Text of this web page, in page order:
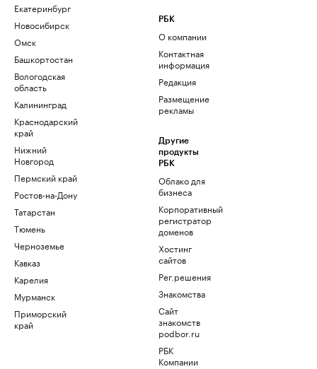
Екатеринбург
Новосибирск
Омск
Башкортостан
Вологодская
область
Калининград
Краснодарский
край
Нижний
Новгород
Пермский край
Ростов-на-Дону
Татарстан
Тюмень
Черноземье
Кавказ
Карелия
Мурманск
Приморский
край
РБК
О компании
Контактная
информация
Редакция
Размещение
рекламы
Другие
продукты
РБК
Облако для
бизнеса
Корпоративный
регистратор
доменов
Хостинг
сайтов
Рег.решения
Знакомства
Сайт
знакомств
podbor.ru
РБК
Компании